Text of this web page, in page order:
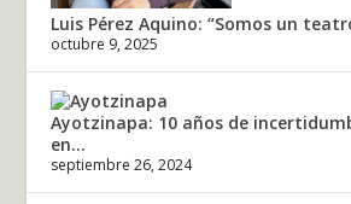
Luis Pérez Aquino: “Somos un
octubre 9, 2025
Ayotzinapa: 10 años de
en...
septiembre 26, 2024